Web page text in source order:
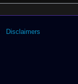
Disclaimers